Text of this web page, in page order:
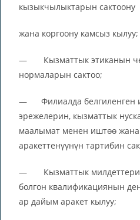
кызыкчылыктарын сактоону
жана коргоону камсыз кылуу;
— Кызматтык этиканын
нормаларын сактоо;
— Филиалда белгиленген
эрежелерин, кызматтык
маалымат менен иштөө жана
аракеттенүүнүн тартибин
— Кызматтык милдеттерин
болгон квалификациянын
ар дайым аракет кылуу;